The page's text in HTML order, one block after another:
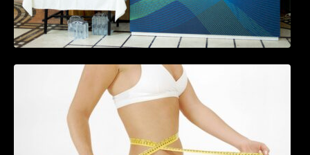
Tratamentul Wegovy® generează o scădere
în greutate de până la 22,6% la femei în
perioada menopauzei și reduce la jumătate
riscul de migrene